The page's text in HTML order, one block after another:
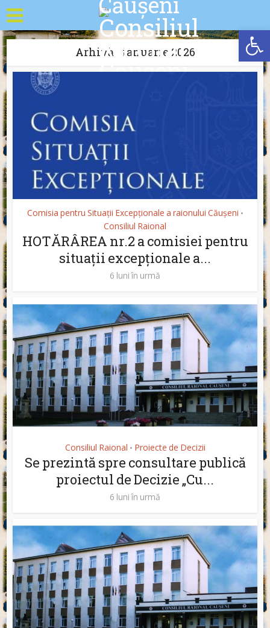
Arhivă - ianuarie 2026
Comisia pentru Situații Excepționale a raionului Căușeni •
Consiliul Raional
HOTĂRÂREA nr.2 a comisiei pentru
situații excepționale a...
6 luni în urmă
Consiliul Raional • Proiecte de Decizii
Se prezintă spre consultare publică
proiectul de Decizie „Cu...
6 luni în urmă